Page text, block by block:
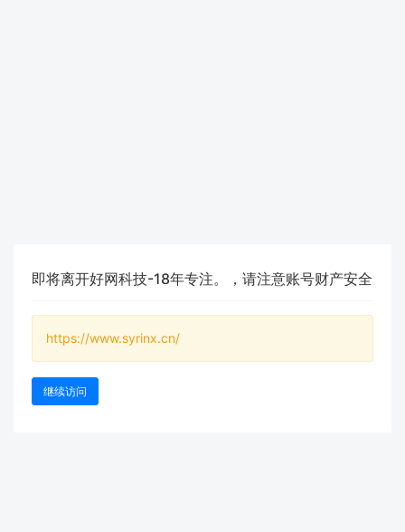
即将离开好网科技-18年专注。，请注意账号财产安全
https://www.syrinx.cn/
继续访问